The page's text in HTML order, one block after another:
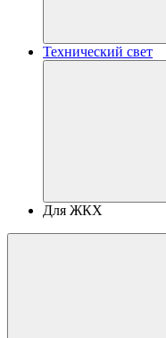
Технический свет
Для ЖКХ